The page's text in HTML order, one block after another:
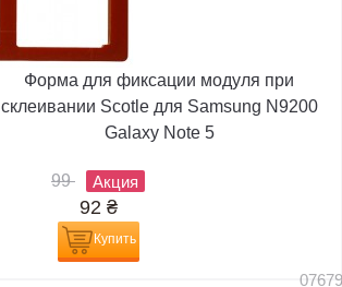
Форма для фиксации модуля при
склеивании Scotle для Samsung N9200
Galaxy Note 5
99 Акция
92 ₴
Купить